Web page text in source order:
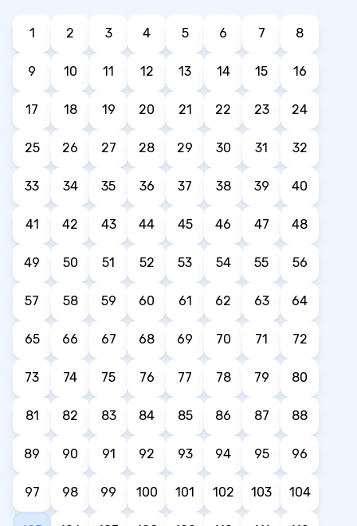
1 2 3 4 5 6 7 8
9 10 11 12 13 14 15 16
17 18 19 20 21 22 23 24
25 26 27 28 29 30 31 32
33 34 35 36 37 38 39 40
41 42 43 44 45 46 47 48
49 50 51 52 53 54 55 56
57 58 59 60 61 62 63 64
65 66 67 68 69 70 71 72
73 74 75 76 77 78 79 80
81 82 83 84 85 86 87 88
89 90 91 92 93 94 95 96
97 98 99 100 101 102 103 104